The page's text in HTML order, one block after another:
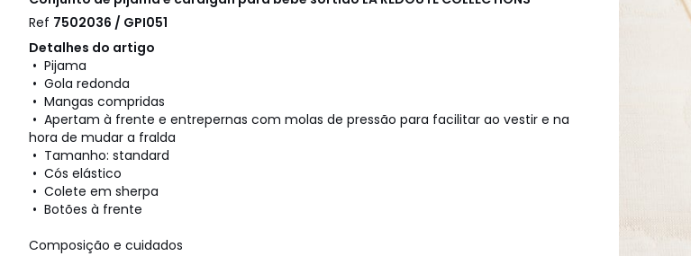
Ref 7502036 / GPI051
Detalhes do artigo
• Pijama
• Gola redonda
• Mangas compridas
• Apertam à frente e entrepernas com molas de pressão para facilitar ao vestir e na
hora de mudar a fralda
• Tamanho: standard
• Cós elástico
• Colete em sherpa
• Botões à frente
Composição e cuidados